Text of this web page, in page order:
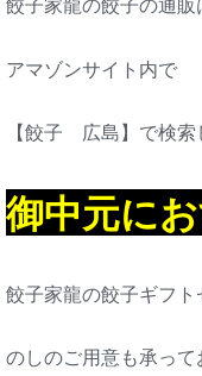
アマゾンサイト内で
【餃子 広島】で検索
御中元に
餃子家龍の餃子ギフト
のしのご用意も承って